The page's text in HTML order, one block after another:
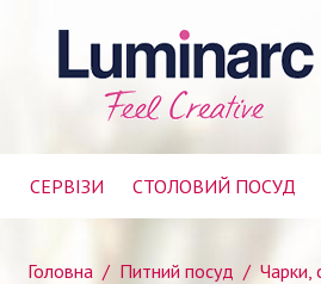
СЕРВІЗИ СТОЛОВИЙ ПОСУД
Головна / Питний посуд / Чарки,